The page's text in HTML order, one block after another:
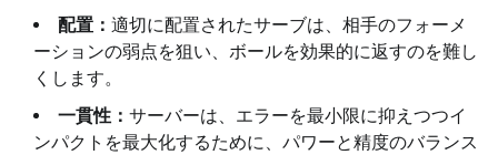
配置： 適切に配置されたサーブは、相手のフォーメ
ーションの弱点を狙い、ボールを効果的に返すのを難し
くします。
一貫性： サーバーは、エラーを最小限に抑えつつイ
ンパクトを最大化するために、パワーと精度のバランス